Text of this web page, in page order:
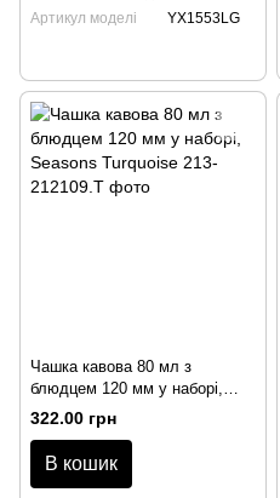
Артикул моделі
YX1553LG
Чашка кавова 80 мл з
блюдцем 120 мм у наборі,
Seasons Turquoise
322.00 грн
В кошик